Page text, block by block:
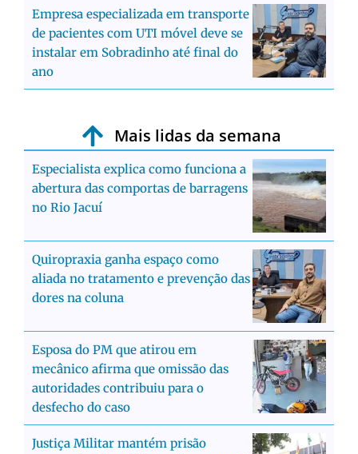
Empresa especializada em transporte
de pacientes com UTI móvel deve se
instalar em Sobradinho até final do
ano
Mais lidas da semana
Especialista explica como funciona a
abertura das comportas de barragens
no Rio Jacuí
Quiropraxia ganha espaço como
aliada no tratamento e prevenção das
dores na coluna
Esposa do PM que atirou em
mecânico afirma que omissão das
autoridades contribuiu para o
desfecho do caso
Justiça Militar mantém prisão